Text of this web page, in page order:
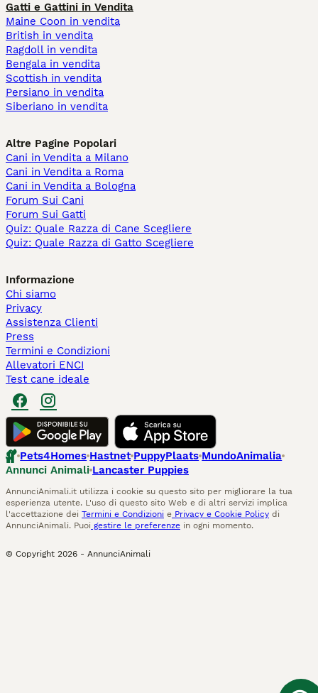
Gatti e Gattini in Vendita
Maine Coon in vendita
British in vendita
Ragdoll in vendita
Bengala in vendita
Scottish in vendita
Persiano in vendita
Siberiano in vendita
Altre Pagine Popolari
Cani in Vendita a Milano
Cani in Vendita a Roma
Cani in Vendita a Bologna
Forum Sui Cani
Forum Sui Gatti
Quiz: Quale Razza di Cane Scegliere
Quiz: Quale Razza di Gatto Scegliere
Informazione
Chi siamo
Privacy
Assistenza Clienti
Press
Termini e Condizioni
Allevatori ENCI
Test cane ideale
Pets4Homes Hastnet PuppyPlaats MundoAnimalia
Annunci Animali Lancaster Puppies
AnnunciAnimali.it utilizza i cookie su questo sito per migliorare la tua
esperienza utente. L'uso di questo sito Web e di altri servizi implica
l'accettazione dei Termini e Condizioni e Privacy e Cookie Policy di
AnnunciAnimali. Puoi gestire le preferenze in ogni momento.
© Copyright 2026 - AnnunciAnimali